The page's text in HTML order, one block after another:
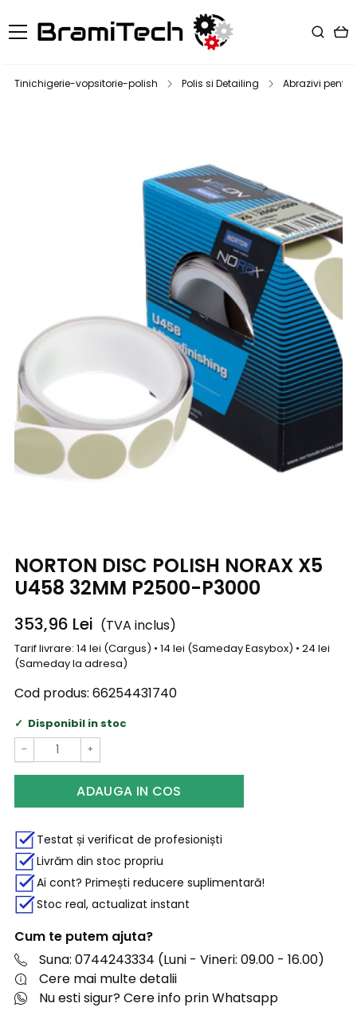
Tinichigerie-vopsitorie-polish Polis si Detailing Abrazivi
NORTON DISC POLISH NORAX X5
U458 32MM P2500-P3000
353,96 Lei (TVA inclus)
Tarif livrare: 14 lei (Cargus) • 14 lei (Sameday Easybox) • 24 lei
(Sameday la adresa)
Cod produs: 66254431740
Disponibil in stoc
− +
ADAUGA IN COS
Testat și verificat de profesioniști
Livrăm din stoc propriu
Ai cont? Primești reducere suplimentară!
Stoc real, actualizat instant
Cum te putem ajuta?
Suna: 0744243334 (Luni - Vineri: 09.00 - 16.00)
Cere mai multe detalii
Nu esti sigur? Cere info prin Whatsapp